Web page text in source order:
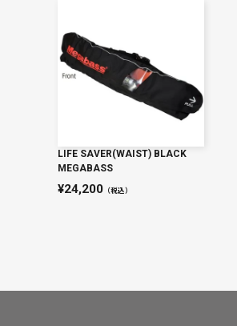
LIFE SAVER(WAIST) BLACK
MEGABASS
24,200 （税込）